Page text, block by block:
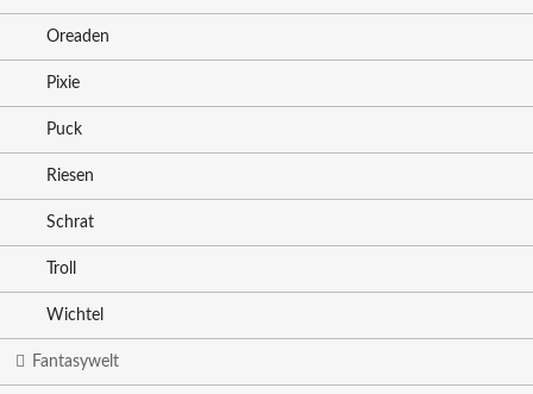
Oreaden
Pixie
Puck
Riesen
Schrat
Troll
Wichtel
Fantasywelt